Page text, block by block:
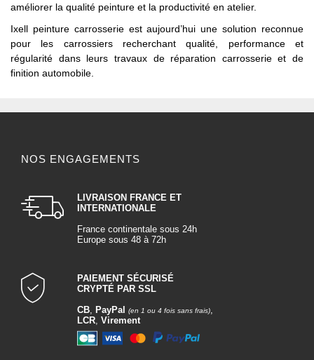
améliorer la qualité peinture et la productivité en atelier.
Ixell peinture carrosserie est aujourd’hui une solution reconnue
pour les carrossiers recherchant qualité, performance et
régularité dans leurs travaux de réparation carrosserie et de
finition automobile.
NOS ENGAGEMENTS
LIVRAISON FRANCE ET
INTERNATIONALE
France continentale sous 24h
Europe sous 48 à 72h
PAIEMENT SÉCURISÉ
CRYPTÉ PAR SSL
CB, PayPal (en 1 ou 4 fois sans frais),
LCR, Virement